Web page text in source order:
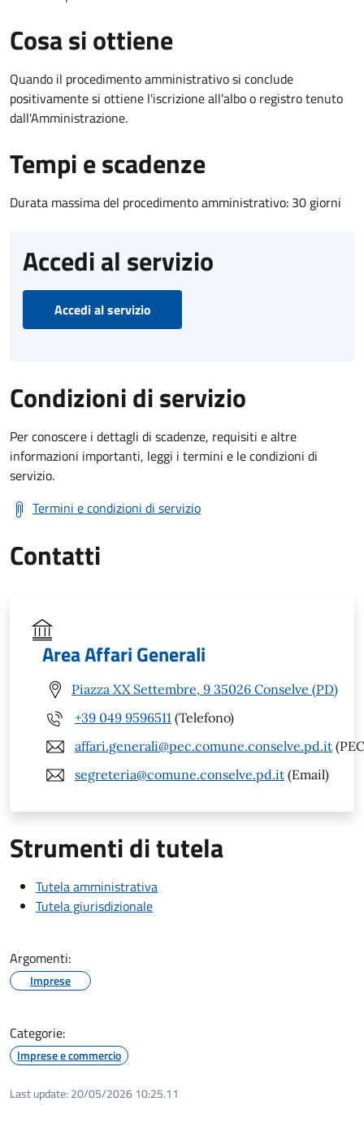
Cosa si ottiene
Quando il procedimento amministrativo si conclude
positivamente si ottiene l'iscrizione all'albo o registro tenuto
dall'Amministrazione.
Tempi e scadenze
Durata massima del procedimento amministrativo: 30 giorni
Accedi al servizio
Accedi al servizio
Condizioni di servizio
Per conoscere i dettagli di scadenze, requisiti e altre
informazioni importanti, leggi i termini e le condizioni di
servizio.
Termini e condizioni di servizio
Contatti
Area Affari Generali
Piazza XX Settembre, 9 35026 Conselve (PD)
+39 049 9596511 (Telefono)
affari.generali@pec.comune.conselve.pd.it
segreteria@comune.conselve.pd.it (Email)
Strumenti di tutela
Tutela amministrativa
Tutela giurisdizionale
Argomenti:
Imprese
Categorie:
Imprese e commercio
Last update: 20/05/2026 10:25.11